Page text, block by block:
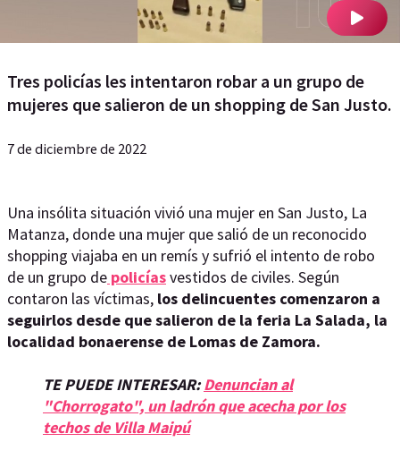
Tres policías les intentaron robar a un grupo de
mujeres que salieron de un shopping de San Justo.
7 de diciembre de 2022
Una insólita situación vivió una mujer en San Justo, La
Matanza, donde una mujer que salió de un reconocido
shopping viajaba en un remís y sufrió el intento de robo
de un grupo de policíasvestidos de civiles. Según
contaron las víctimas, los delincuentes comenzaron a
seguirlos desde que salieron de la feria La Salada, la
localidad bonaerense de Lomas de Zamora.
TE PUEDE INTERESAR:Denuncian al
"Chorrogato", un ladrón que acecha por los
techos de Villa Maipú